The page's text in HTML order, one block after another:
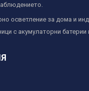
осветление за дома и
с акумулаторни батерии